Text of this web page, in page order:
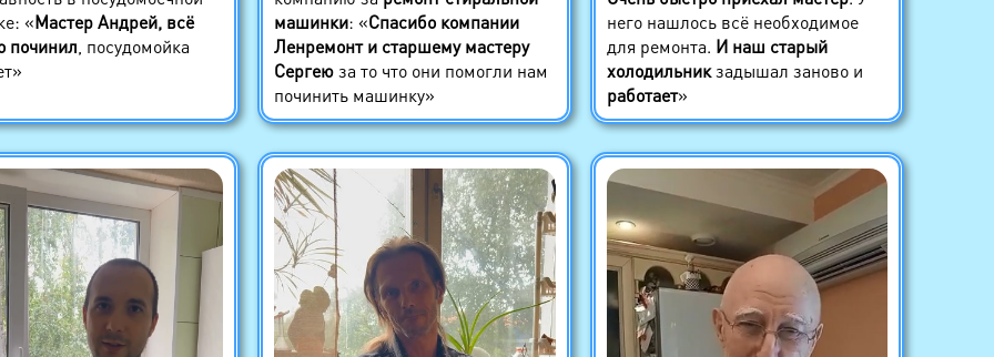
«Мастер Андрей, всё
починил, посудомойка
машинки: «Спасибо компании
Ленремонт и старшему мастеру
Сергеюза то что они помогли нам
починить машинку»
него нашлось всё необходимое
для ремонта. И наш старый
холодильникзадышал заново и
работает»